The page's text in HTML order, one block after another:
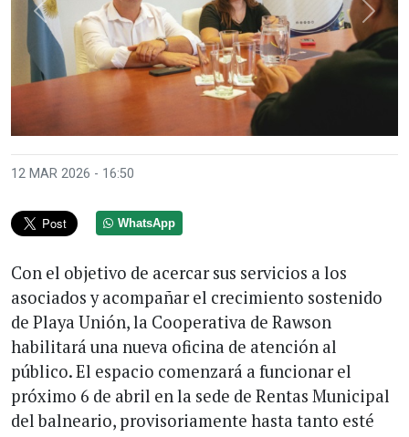
Anterior
12 MAR 2026 - 16:50
WhatsApp
Con el objetivo de acercar sus servicios a los
asociados y acompañar el crecimiento sostenido
de Playa Unión, la Cooperativa de Rawson
habilitará una nueva oficina de atención al
público. El espacio comenzará a funcionar el
próximo 6 de abril en la sede de Rentas Municipal
del balneario, provisoriamente hasta tanto esté